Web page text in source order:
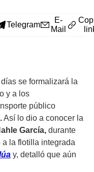
Telegram
E-
Mail
se formalizará la
y a los
público
Así lo dio a conocer la
García, durante
la flotilla integrada
y, detalló que aún